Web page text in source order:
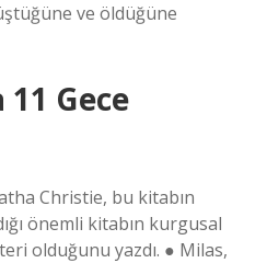
ve öldüğüne
11 Gece
Christie, bu kitabın
önemli kitabın kurgusal
olduğunu yazdı. ● Milas,